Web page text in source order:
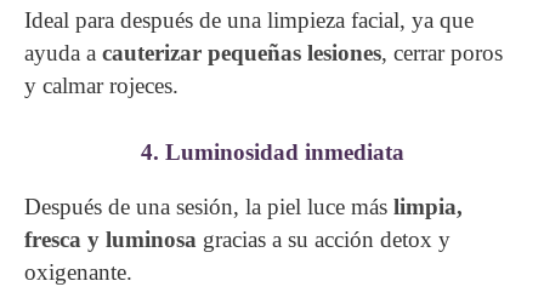
Ideal para después de una limpieza facial, ya que
ayuda a cauterizar pequeñas lesiones, cerrar poros
y calmar rojeces.
4. Luminosidad inmediata
Después de una sesión, la piel luce más limpia,
fresca y luminosa gracias a su acción detox y
oxigenante.